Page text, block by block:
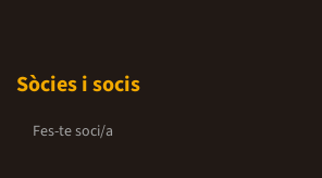
Sòcies i socis
Fes-te soci/a